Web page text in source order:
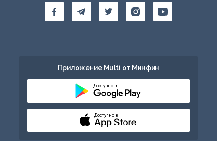
Приложение Multi от Минфин
Доступно в
Доступно в